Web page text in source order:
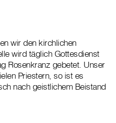
wir den kirchlichen
wird täglich Gottesdienst
Rosenkranz gebetet. Unser
Priestern, so ist es
nach geistlichem Beistand